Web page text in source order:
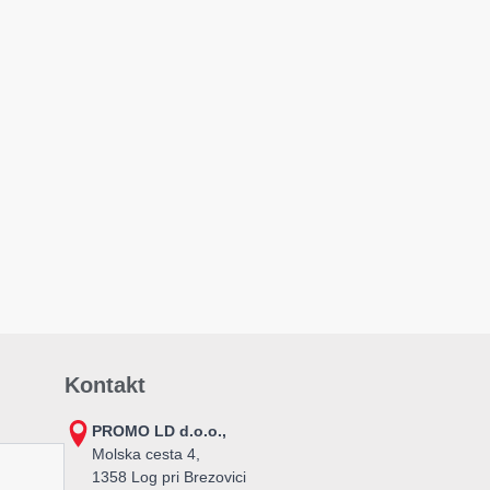
Kontakt
PROMO LD d.o.o.,
Molska cesta 4,
1358 Log pri Brezovici